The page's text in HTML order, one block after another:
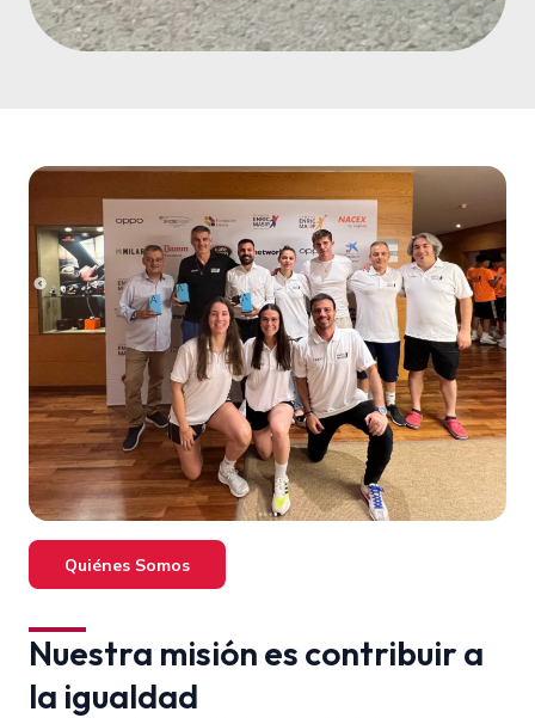
Quiénes Somos
Nuestra misión es contribuir a
la igualdad